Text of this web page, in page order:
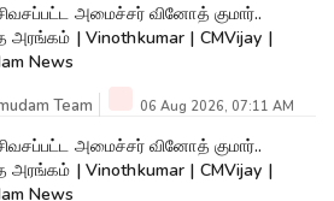
அமைச்சர் வினோத் குமார்..
அரங்கம் | Vinothkumar | CMVijay |
News
Team 06 Aug 2026, 07:11 AM
அமைச்சர் வினோத் குமார்..
அரங்கம் | Vinothkumar | CMVijay |
News